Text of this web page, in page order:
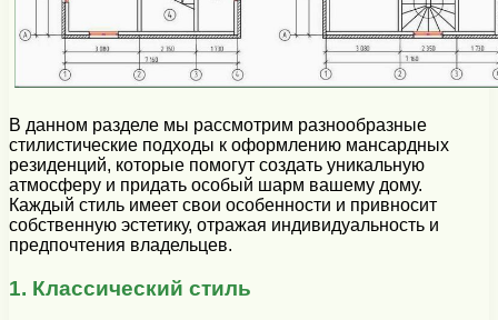
В данном разделе мы рассмотрим разнообразные
стилистические подходы к оформлению мансардных
резиденций, которые помогут создать уникальную
атмосферу и придать особый шарм вашему дому.
Каждый стиль имеет свои особенности и привносит
собственную эстетику, отражая индивидуальность и
предпочтения владельцев.
1. Классический стиль